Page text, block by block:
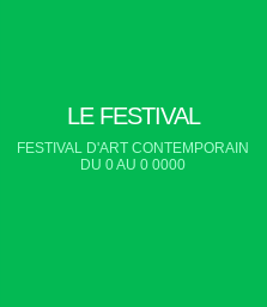
LE FESTIVAL
FESTIVAL D'ART CONTEMPORAIN
DU 0 AU 0 0000